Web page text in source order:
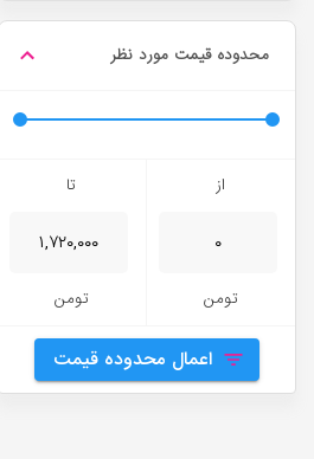
محدوده قیمت مورد نظر
از
تومن
تا
تومن
اعمال محدوده قیمت